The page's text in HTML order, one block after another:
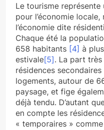
Le tourisme
pour l’économie
l’économie dite
Chaque été la
658 habitants [4] à
estivale[5]. La part
résidences
logements, autour de
paysage, et fige
déjà tendu. D’autant
en compte les
« temporaires »